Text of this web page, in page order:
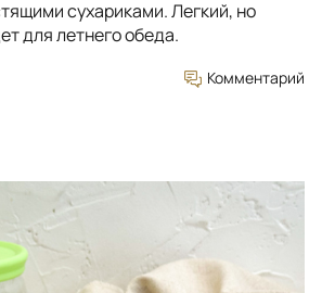
сухариками. Легкий, но
для летнего обеда.
Комментарий